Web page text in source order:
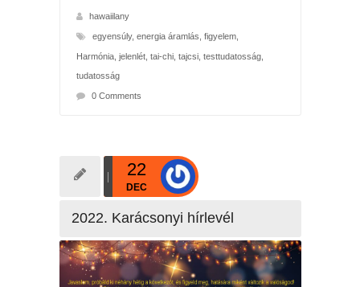
hawaiilany
egyensúly, energia áramlás figyelem,
Harmónia, jelenlét, tai-chi, tajcsi, testtudatosság,
tudatosság
0 Comments
22
DEC
2022. Karácsonyi hírlevél